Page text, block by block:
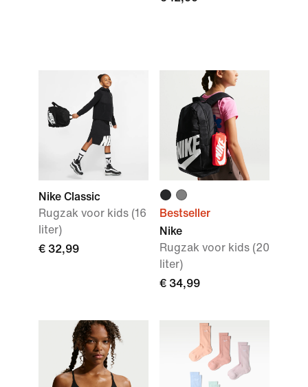
Nike Classic
Rugzak voor kids (16
liter)
€ 32,99
Bestseller
Nike
Rugzak voor kids (20
liter)
€ 34,99